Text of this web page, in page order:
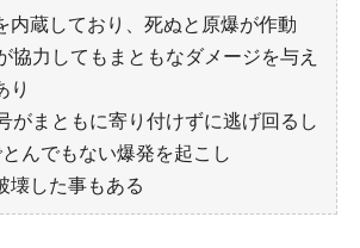
内蔵しており、死ぬと原爆が作動
協力してもまともなダメージを与え
り
がまともに寄り付けずに逃げ回るし
んでもない爆発を起こし
壊した事もある